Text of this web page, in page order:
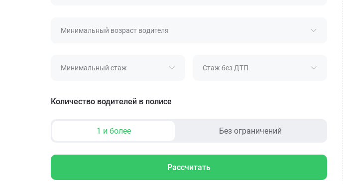
Минимальный возраст водителя
Минимальный стаж Стаж без ДТП
Количество водителей в полисе
1 и более Без ограничений
Рассчитать